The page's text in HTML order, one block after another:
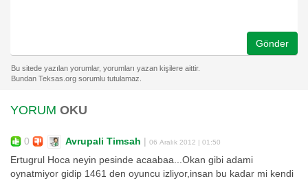
Gönder
YORUM OKU
0 Avrupali Timsah | 06 Aralık 2012 | 01:50
Ertugrul Hoca neyin pesinde acaabaa...Okan gibi adami
oynatmiyor gidip 1461 den oyuncu izliyor,insan bu kadar mi kendi